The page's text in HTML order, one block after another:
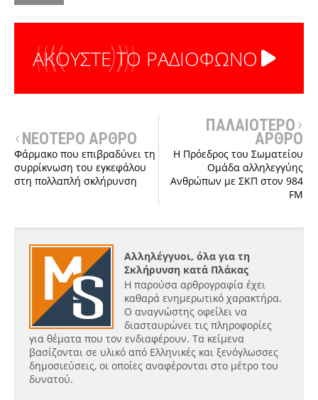
ΑΚΟΥΣΤΕ ΤΟ ΡΑΔΙΟΦΩΝΟ
ΝΕΟΤΕΡΟ ΑΡΘΡΟ
Φάρμακο που επιβραδύνει τη
συρρίκνωση του εγκεφάλου
στη πολλαπλή σκλήρυνση
ΠΑΛΑΙΟΤΕΡΟ
ΑΡΘΡΟ
Η Πρόεδρος του Σωματείου
Ομάδα αλληλεγγύης
Ανθρώπων με ΣΚΠ στον 984
FM
Αλληλέγγυοι, όλα για τη
Σκλήρυνση κατά Πλάκας
Η παρούσα αρθρογραφία έχει
καθαρά ενημερωτικό χαρακτήρα.
Ο αναγνώστης οφείλει να
διασταυρώνει τις πληροφορίες
για θέματα που τον ενδιαφέρουν. Τα κείμενα
βασίζονται σε υλικό από Ελληνικές και ξενόγλωσσες
δημοσιεύσεις, οι οποίες αναφέρονται στο μέτρο του
δυνατού.